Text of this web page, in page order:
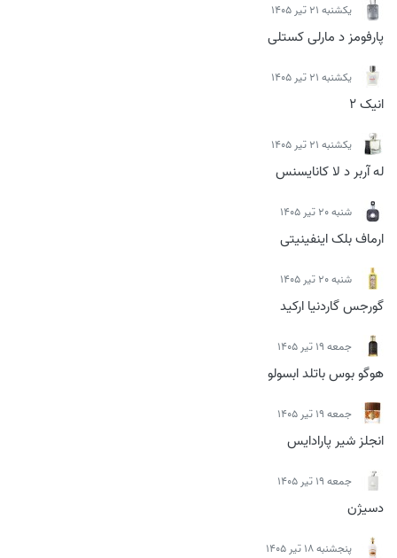
يكشنبه 21 تیر 1405
پارفومز د مارلی کستلی
يكشنبه 21 تیر 1405
انیک 2
يكشنبه 21 تیر 1405
له آربر د لا کانایسنس
شنبه 20 تیر 1405
ارماف بلک اینفینیتی
شنبه 20 تیر 1405
گورجس گاردنیا ارکید
جمعه 19 تیر 1405
هوگو بوس باتلد ابسولو
جمعه 19 تیر 1405
انجلز شیر پارادایس
جمعه 19 تیر 1405
دسیژن
پنجشنبه 18 تیر 1405